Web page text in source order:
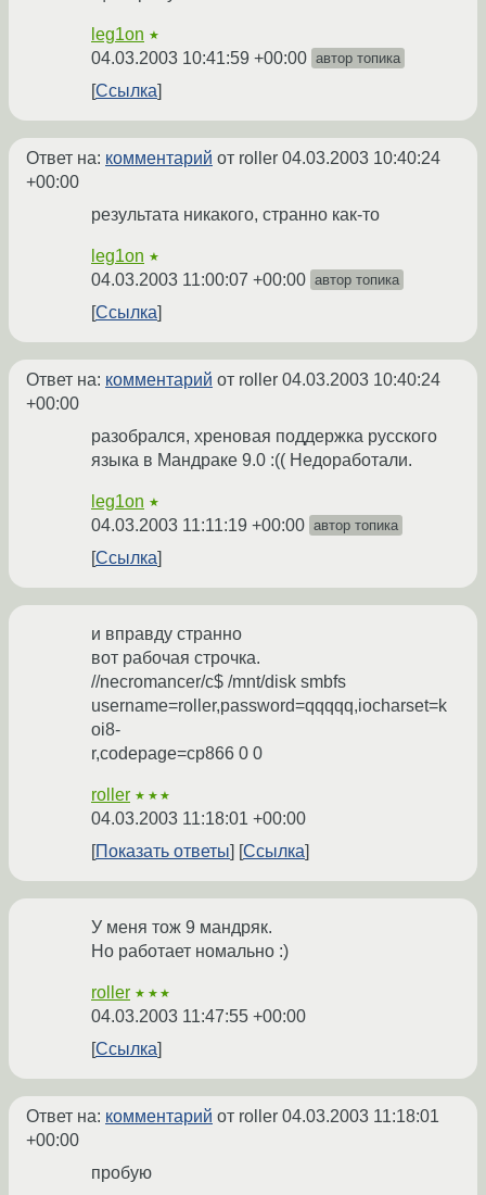
leg1on ★
04.03.2003 10:41:59 +00:00 автор топика
Ссылка
Ответ на: комментарий от roller 04.03.2003 10:40:24
+00:00
результата никакого, странно как-то
leg1on ★
04.03.2003 11:00:07 +00:00 автор топика
Ссылка
Ответ на: комментарий от roller 04.03.2003 10:40:24
+00:00
разобрался, хреновая поддержка русского
языка в Мандраке 9.0 :(( Недоработали.
leg1on ★
04.03.2003 11:11:19 +00:00 автор топика
Ссылка
и вправду странно
вот рабочая строчка.
//necromancer/c$ /mnt/disk smbfs
username=roller,password=qqqqq,iocharset=k
oi8-
r,codepage=cp866 0 0
roller ★★★
04.03.2003 11:18:01 +00:00
Показать ответы
Ссылка
У меня тож 9 мандряк.
Но работает номально :)
roller ★★★
04.03.2003 11:47:55 +00:00
Ссылка
Ответ на: комментарий от roller 04.03.2003 11:18:01
+00:00
пробую